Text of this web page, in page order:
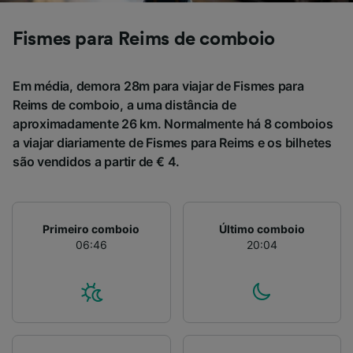
Fismes para Reims de comboio
Em média, demora 28m para viajar de Fismes para
Reims de comboio, a uma distância de
aproximadamente 26 km. Normalmente há 8 comboios
a viajar diariamente de Fismes para Reims e os bilhetes
são vendidos a partir de € 4.
Primeiro comboio
06:46
Último comboio
20:04